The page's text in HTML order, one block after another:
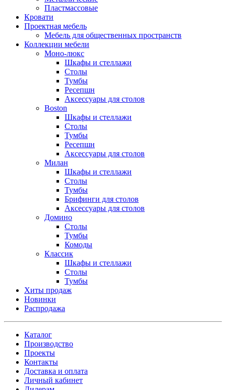
Пластмассовые
Кровати
Проектная мебель
Мебель для общественных пространств
Коллекции мебели
Моно-люкс
Шкафы и стеллажи
Столы
Тумбы
Ресепшн
Аксессуары для столов
Boston
Шкафы и стеллажи
Столы
Тумбы
Ресепшн
Аксессуары для столов
Милан
Шкафы и стеллажи
Столы
Тумбы
Брифинги для столов
Аксессуары для столов
Домино
Столы
Тумбы
Комоды
Классик
Шкафы и стеллажи
Столы
Тумбы
Хиты продаж
Новинки
Распродажа
Каталог
Производство
Проекты
Контакты
Доставка и оплата
Личный кабинет